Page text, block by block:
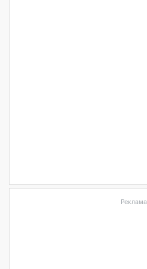
Реклама